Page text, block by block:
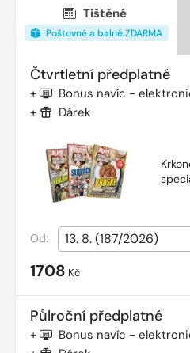
Tištěné
Poštovné a balné ZDARMA
Čtvrtletní předplatné
+ Bonus navíc -
+ Dárek
Od:
1708 Kč
Půlroční předplatné
+ Bonus navíc -